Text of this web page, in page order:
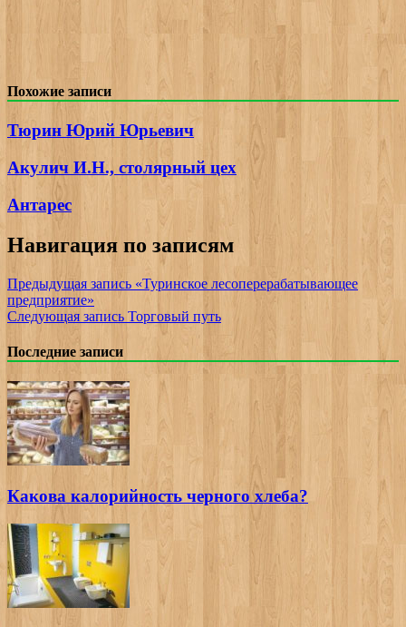
Похожие записи
Тюрин Юрий Юрьевич
Акулич И.Н., столярный цех
Антарес
Навигация по записям
Предыдущая запись «Туринское лесоперерабатывающее
предприятие»
Следующая запись Торговый путь
Последние записи
Какова калорийность черного хлеба?